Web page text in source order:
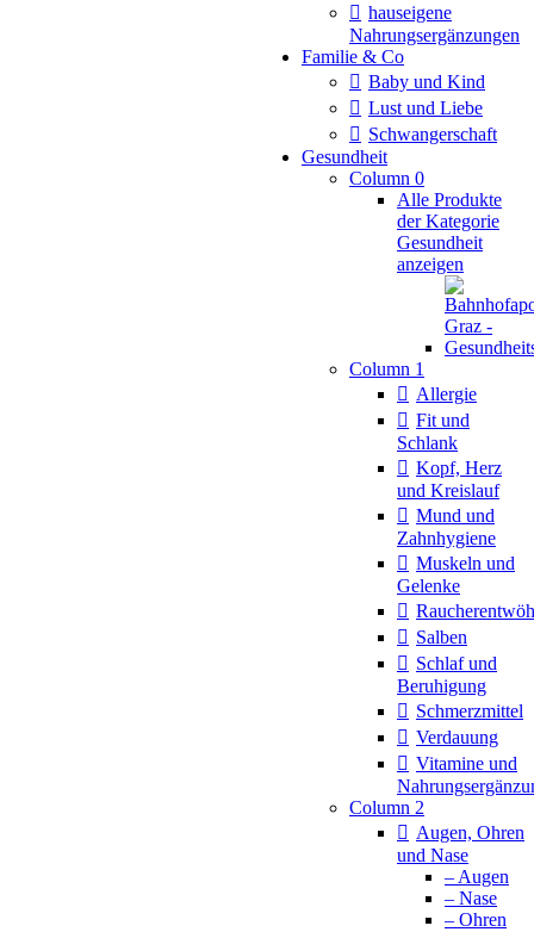
hauseigene
Nahrungsergänzungen
Familie & Co
Baby und Kind
Lust und Liebe
Schwangerschaft
Gesundheit
Column 0
Alle Produkte
der Kategorie
Gesundheit
anzeigen
Column 1
Allergie
Fit und
Schlank
Kopf, Herz
und Kreislauf
Mund und
Zahnhygiene
Muskeln und
Gelenke
Salben
Schlaf und
Beruhigung
Schmerzmittel
Verdauung
Vitamine und
Column 2
Augen, Ohren
und Nase
– Augen
– Nase
– Ohren